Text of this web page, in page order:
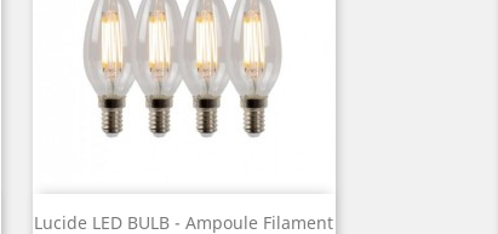
Lucide LED BULB - Ampoule Filament
Vorschau